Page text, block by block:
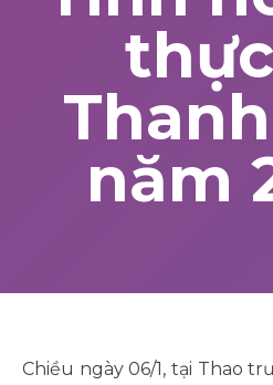
năm
Chiều ngày 06/1, tại Thao